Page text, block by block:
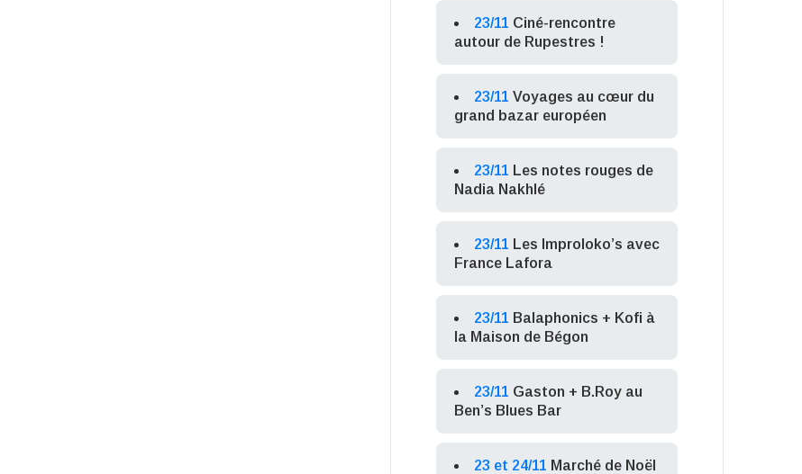
23/11 Ciné-rencontre
autour de Rupestres !
23/11 Voyages au cœur du
grand bazar européen
23/11 Les notes rouges de
Nadia Nakhlé
23/11 Les Improloko’s avec
France Lafora
23/11 Balaphonics + Kofi à
la Maison de Bégon
23/11 Gaston + B.Roy au
Ben’s Blues Bar
23 et 24/11 Marché de Noël